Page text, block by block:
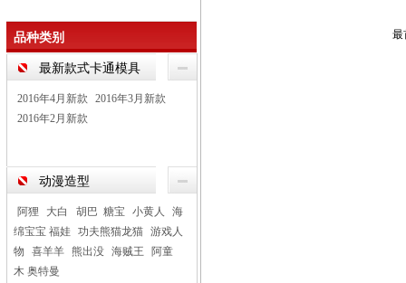
品种类别
最新款式卡通模具
2016年4月新款
2016年3月新款
2016年2月新款
动漫造型
阿狸 大白 胡巴 糖宝 小黄人
海
绵宝宝 福娃 功夫熊猫龙猫 游戏人
物
喜羊羊 熊出没 海贼王
阿童
木 奥特曼
最